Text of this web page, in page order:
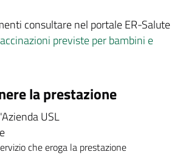
consultare nel portale ER-Salute
previste per bambini e
la prestazione
USL
che eroga la prestazione